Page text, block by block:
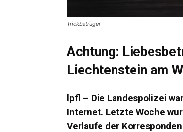
Trickbetrüger
Achtung:
Liechtenstein am
lpfl – Die Landespolizei
Internet. Letzte Woche
Verlaufe der